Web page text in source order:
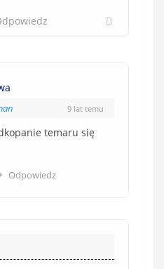
9 lat temu
temaru się
Odpowiedz